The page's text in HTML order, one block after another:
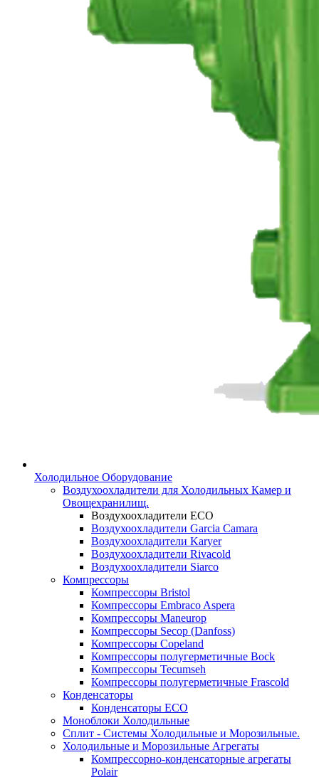
Холодильное Оборудование
Воздухоохладители для Холодильных Камер и
Овощехранилищ.
Воздухоохладители ECO
Воздухоохладители Garcia Camara
Воздухоохладители Karyer
Воздухоохладители Rivacold
Воздухоохладители Siarco
Компрессоры
Компрессоры Bristol
Компрессоры Embraco Aspera
Компрессоры Maneurop
Компрессоры Secop (Danfoss)
Компрессоры Copeland
Компрессоры полугерметичные Bock
Компрессоры Tecumseh
Компрессоры полугерметичные Frascold
Конденсаторы
Конденсаторы ECO
Моноблоки Холодильные
Сплит - Системы Холодильные и Морозильные.
Холодильные и Морозильные Агрегаты
Компрессорно-конденсаторные агрегаты
Polair